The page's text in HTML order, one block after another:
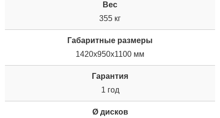
Вес
355 кг
Габаритные размеры
1420х950х1100 мм
Гарантия
1 год
Ø дисков